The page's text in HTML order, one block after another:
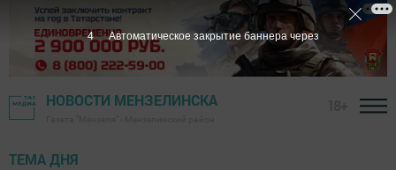
НОВОСТИ МЕНЗЕЛИНСКА
ТЕМА ДНЯ
3 Автоматическое закрытие баннера через